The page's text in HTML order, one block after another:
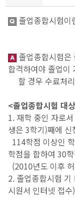
졸업종합시험이
졸업종합시험은
합격하여야 졸업이
할 경우 수료처
<졸업종합시험 대
1. 재학 중인 자로
생은 3학기)째에
114학점 이상인
학점을 합하여 30
(2010년도 이후
2. 졸업종합시험
시원서 인터넷 접수)